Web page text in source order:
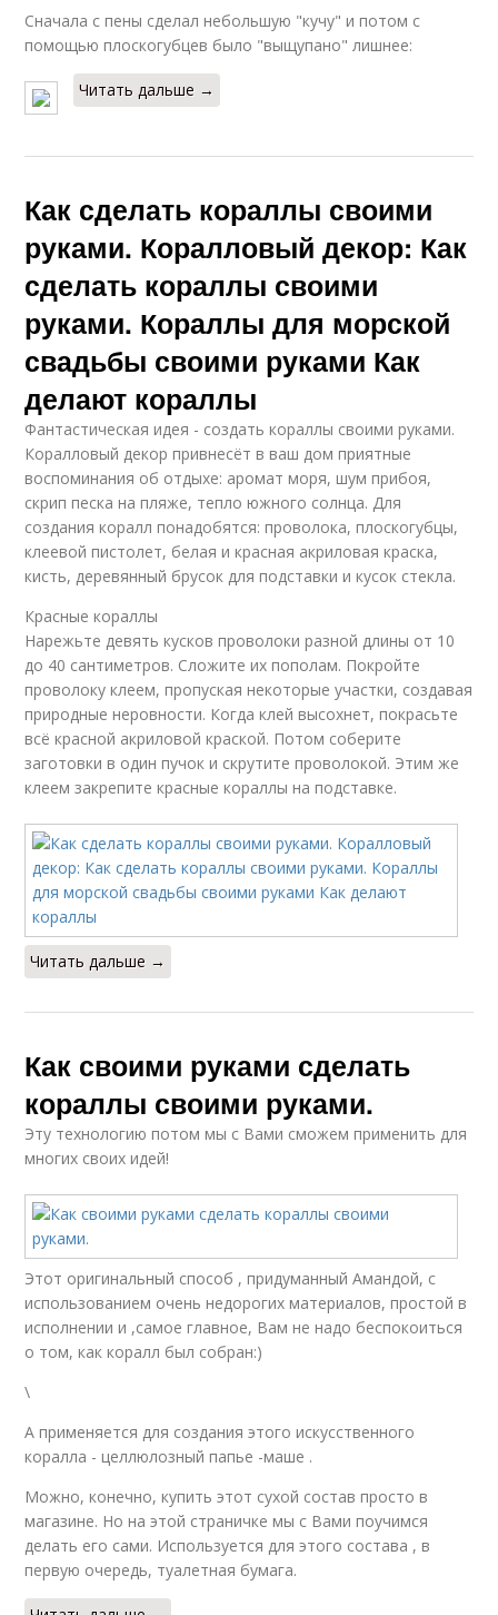
Сначала с пены сделал небольшую "кучу" и потом с
помощью плоскогубцев было "выщупано" лишнее:
Читать дальше →
Как сделать кораллы своими
руками. Коралловый декор: Как
сделать кораллы своими
руками. Кораллы для морской
свадьбы своими руками Как
делают кораллы
Фантастическая идея - создать кораллы своими руками.
Коралловый декор привнесёт в ваш дом приятные
воспоминания об отдыхе: аромат моря, шум прибоя,
скрип песка на пляже, тепло южного солнца. Для
создания коралл понадобятся: проволока, плоскогубцы,
клеевой пистолет, белая и красная акриловая краска,
кисть, деревянный брусок для подставки и кусок стекла.
Красные кораллы
Нарежьте девять кусков проволоки разной длины от 10
до 40 сантиметров. Сложите их пополам. Покройте
проволоку клеем, пропуская некоторые участки, создавая
природные неровности. Когда клей высохнет, покрасьте
всё красной акриловой краской. Потом соберите
заготовки в один пучок и скрутите проволокой. Этим же
клеем закрепите красные кораллы на подставке.
Читать дальше →
Как своими руками сделать
кораллы своими руками.
Эту технологию потом мы с Вами сможем применить для
многих своих идей!
Этот оригинальный способ , придуманный Амандой, с
использованием очень недорогих материалов, простой в
исполнении и ,самое главное, Вам не надо беспокоиться
о том, как коралл был собран:)
\
А применяется для создания этого искусственного
коралла - целлюлозный папье -маше .
Можно, конечно, купить этот сухой состав просто в
магазине. Но на этой страничке мы с Вами поучимся
делать его сами. Используется для этого состава , в
первую очередь, туалетная бумага.